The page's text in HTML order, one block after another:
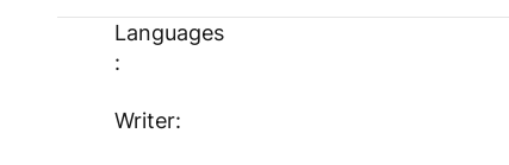
Languages
:
Writer: